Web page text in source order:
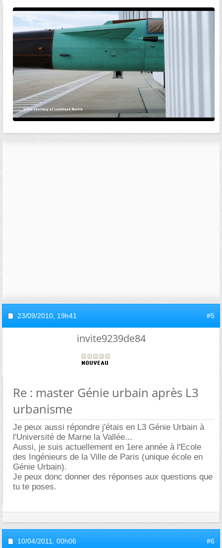
23/09/2010, 19h41 #5
invite9239de84
Re : master Génie urbain après L3
urbanisme
Je peux aussi répondre j'étais en L3 Génie Urbain à
l'Université de Marne la Vallée...
Aussi, je suis actuellement en 1ere année à l'Ecole
des Ingénieurs de la Ville de Paris (unique école en
Génie Urbain).
Je peux donc donner des réponses aux questions que
tu te poses.
10/04/2011, 00h06 #6